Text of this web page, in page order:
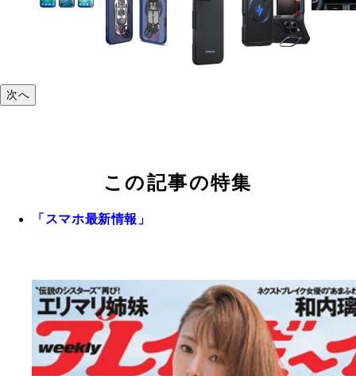
次へ
この記事の特集
「スマホ最新情報」